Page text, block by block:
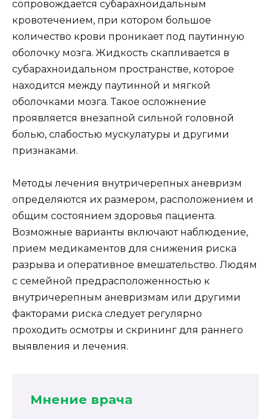
сопровождается субарахноидальным
кровотечением, при котором большое
количество крови проникает под паутинную
оболочку мозга. Жидкость скапливается в
субарахноидальном пространстве, которое
находится между паутинной и мягкой
оболочками мозга. Такое осложнение
проявляется внезапной сильной головной
болью, слабостью мускулатуры и другими
признаками.
Методы лечения внутричерепных аневризм
определяются их размером, расположением и
общим состоянием здоровья пациента.
Возможные варианты включают наблюдение,
прием медикаментов для снижения риска
разрыва и оперативное вмешательство. Людям
с семейной предрасположенностью к
внутричерепным аневризмам или другими
факторами риска следует регулярно
проходить осмотры и скрининг для раннего
выявления и лечения.
Мнение врача